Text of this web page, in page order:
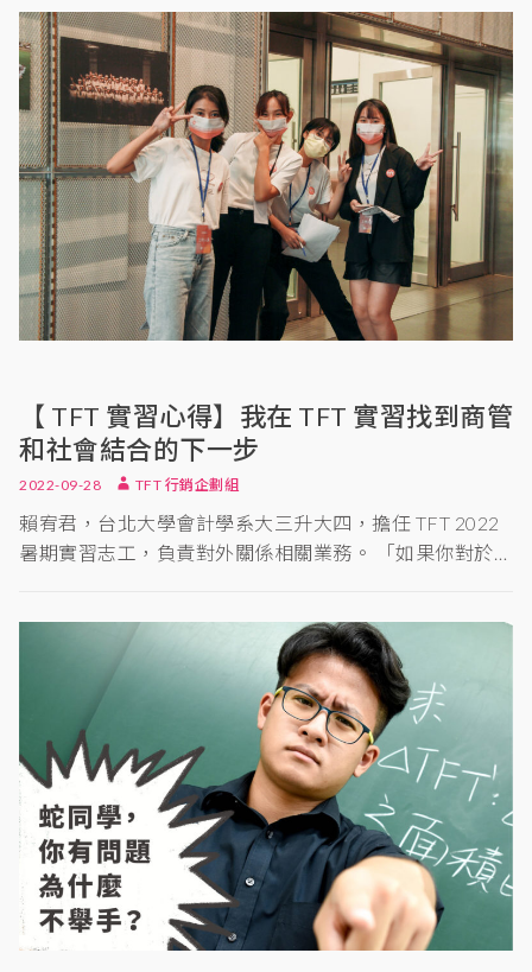
【 TFT 實習心得】我在 TFT 實習找到商管
和社會結合的下一步
2022-09-28 TFT 行銷企劃組
賴宥君，台北大學會計學系大三升大四，擔任 TFT 2022
暑期實習志工，負責對外關係相關業務。 「如果你對於…